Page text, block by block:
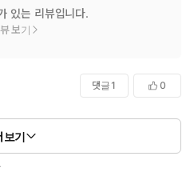
있는 리뷰입니다.
보기
댓글 1 0
보기